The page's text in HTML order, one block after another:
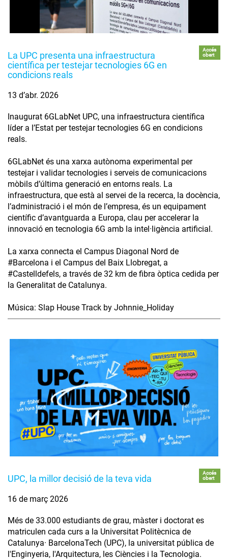
La UPC presenta una infraestructura
científica per testejar tecnologies 6G en
condicions reals
Accés
obert
13 d’abr. 2026
Inaugurat 6GLabNet UPC, una infraestructura científica
líder a l’Estat per testejar tecnologies 6G en condicions
reals.
6GLabNet és una xarxa autònoma experimental per
testejar i validar tecnologies i serveis de comunicacions
mòbils d’última generació en entorns reals. La
infraestructura, que està al servei de la recerca, la docència,
l’administració i el món de l’empresa, és un equipament
científic d’avantguarda a Europa, clau per accelerar la
innovació en tecnologia 6G amb la intel·ligència artificial.
La xarxa connecta el Campus Diagonal Nord de
#Barcelona i el Campus del Baix Llobregat, a
#Castelldefels, a través de 32 km de fibra òptica cedida per
la Generalitat de Catalunya.
Música: Slap House Track by Johnnie_Holiday
UPC, la millor decisió de la teva vida
Accés
obert
16 de març 2026
Més de 33.000 estudiants de grau, màster i doctorat es
matriculen cada curs a la Universitat Politècnica de
Catalunya· BarcelonaTech (UPC), la universitat pública de
l'Enginyeria, l'Arquitectura, les Ciències i la Tecnologia.